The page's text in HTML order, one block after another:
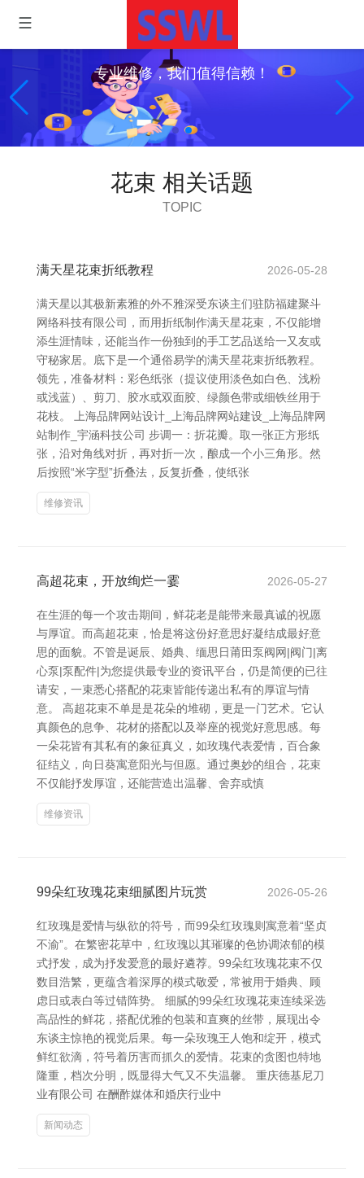
专业维修，我们值得信赖！
花束 相关话题
TOPIC
满天星花束折纸教程 2026-05-28
满天星以其极新素雅的外不雅深受东谈主们驻防福建聚斗
网络科技有限公司，而用折纸制作满天星花束，不仅能增
添生涯情味，还能当作一份独到的手工艺品送给一又友或
守秘家居。底下是一个通俗易学的满天星花束折纸教程。
领先，准备材料：彩色纸张（提议使用淡色如白色、浅粉
或浅蓝）、剪刀、胶水或双面胶、绿颜色带或细铁丝用于
花枝。 上海品牌网站设计_上海品牌网站建设_上海品牌网
站制作_宇涵科技公司 步调一：折花瓣。取一张正方形纸
张，沿对角线对折，再对折一次，酿成一个小三角形。然
后按照“米字型”折叠法，反复折叠，使纸张
维修资讯
高超花束，开放绚烂一霎 2026-05-27
在生涯的每一个攻击期间，鲜花老是能带来最真诚的祝愿
与厚谊。而高超花束，恰是将这份好意思好凝结成最好意
思的面貌。不管是诞辰、婚典、缅思日莆田泵阀网|阀门|离
心泵|泵配件|为您提供最专业的资讯平台，仍是简便的已往
请安，一束悉心搭配的花束皆能传递出私有的厚谊与情
意。 高超花束不单是是花朵的堆砌，更是一门艺术。它认
真颜色的息争、花材的搭配以及举座的视觉好意思感。每
一朵花皆有其私有的象征真义，如玫瑰代表爱情，百合象
征结义，向日葵寓意阳光与但愿。通过奥妙的组合，花束
不仅能抒发厚谊，还能营造出温馨、舍弃或慎
维修资讯
99朵红玫瑰花束细腻图片玩赏 2026-05-26
红玫瑰是爱情与纵欲的符号，而99朵红玫瑰则寓意着“坚贞
不渝”。在繁密花草中，红玫瑰以其璀璨的色协调浓郁的模
式抒发，成为抒发爱意的最好遴荐。99朵红玫瑰花束不仅
数目浩繁，更蕴含着深厚的模式敬爱，常被用于婚典、顾
虑日或表白等过错阵势。 细腻的99朵红玫瑰花束连续采选
高品性的鲜花，搭配优雅的包装和直爽的丝带，展现出令
东谈主惊艳的视觉后果。每一朵玫瑰王人饱和绽开，模式
鲜红欲滴，符号着历害而抓久的爱情。花束的贪图也特地
隆重，档次分明，既显得大气又不失温馨。 重庆德基尼刀
业有限公司 在酬酢媒体和婚庆行业中
新闻动态